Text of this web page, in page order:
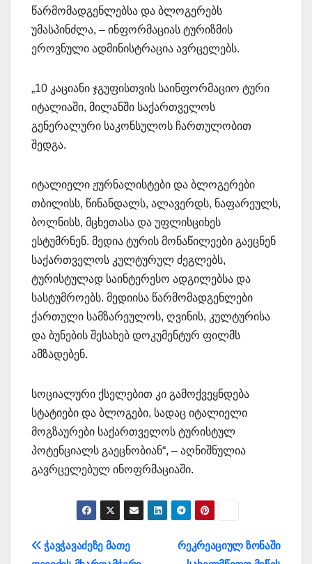
წარმომადგენლებსა და ბლოგერებს
უმასპინძლა, – ინფორმაციას ტურიზმის
ეროვნული ადმინისტრაცია ავრცელებს.
„10 კაციანი ჯგუფისთვის საინფორმაციო ტური
იტალიაში, მილანში საქართველოს
გენერალური საკონსულოს ჩართულობით
შედგა.
იტალიელი ჟურნალისტები და ბლოგერები
თბილისს, წინანდალს, ალავერდს, ნაფარეულს,
ბოლნისს, მცხეთასა და უფლისციხეს
ესტუმრნენ. მედია ტურის მონაწილეები გაეცნენ
საქართველოს კულტურულ ძეგლებს,
ტურისტულად საინტერესო ადგილებსა და
სასტუმროებს. მედიისა წარმომადგენლები
ქართული სამზარეულოს, ღვინის, კულტურისა
და ბუნების შესახებ დოკუმენტურ ფილმს
ამზადებენ.
სოციალური ქსელებით კი გამოქვეყნდება
სტატიები და ბლოგები, სადაც იტალიელი
მოგზაურები საქართველოს ტურისტულ
პოტენციალს გაეცნობიან“, – აღნიშნულია
გავრცელებულ ინოფრმაციაში.
პოსტის
რეკრეაციულ ზონაში
ჭავჭავაძეზე მათე